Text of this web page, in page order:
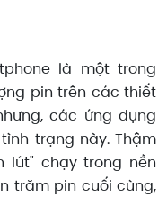
là một trong
pin trên các thiết
các ứng dụng
trạng này. Thậm
lút" chạy trong nền
trăm pin cuối cùng,